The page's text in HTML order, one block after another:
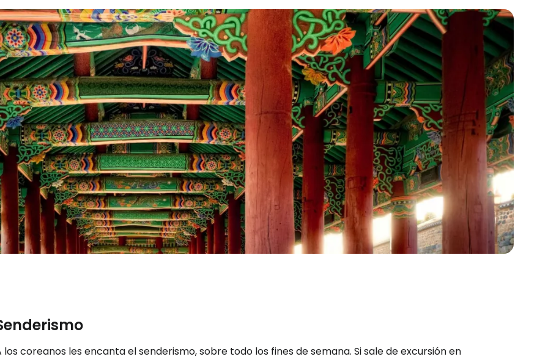
los coreanos les encanta el senderismo, sobre todo los fines de semana. Si sale de excursión en